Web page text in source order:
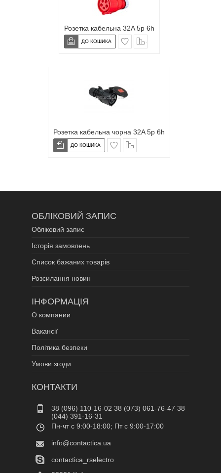
Розетка кабельна 32A 5p 6h
в закладки
Розетка кабельна чорна 32A 5p 6h
в закладки
ОБЛІКОВИЙ ЗАПИС
Обліковий запис
Історія замовлень
Список бажаних товарів
Розсилання новин
ІНФОРМАЦІЯ
О компании
Вакансії
Політика безпеки
Умови згоди
КОНТАКТИ
38 (096) 110-16-02 38 (073) 061-76-47 38
(044) 391-16-31
Пн-чт c 9:00-18:00; Пт c 9:00-17:00
info@contactica.ua
contactica_rselectro